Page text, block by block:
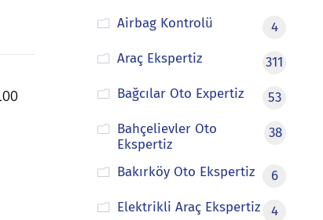
Airbag Kontrolü
4
Araç Ekspertiz
311
Bağcılar Oto Expertiz
53
Bahçelievler Oto
Ekspertiz
38
Bakırköy Oto Ekspertiz
6
Elektrikli Araç Ekspertiz
4